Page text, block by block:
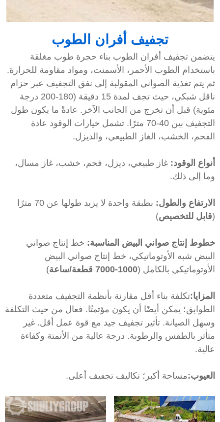
تجفيف أفران الطوب
تجفيف أفران الطوب بناء حجرة طوب مغلقة
الطوب الأحمر، الأسمنت، ومواد مقاومة للحرارة.
يتم تغذية الصواني المقولبة إلى نفق التجفيف عبر حزام
ناقل شبكي، حيث تجف لمدة 15 دقيقة (180-200 درجة
قبل أن تخرج من الجانب الآخر. عادةً ما يكون طول
التجفيف بين 40-70 مترًا. تشمل خيارات الوقود عادة
الخشب، الغاز الطبيعي، والديزل.
الوقود:غاز طبيعي، ديزل، فحم، خشب، غاز مسال،
إلى ذلك.
والطول:
بطبقة واحدة لا يزيد طولها عن 70 مترًا
قابل للتخصيص)
إنتاج صواني البيض المناسبة:خط إنتاج صواني
شبه الأوتوماتيكي، خط إنتاج صواني البيض
بالكامل (1000-7000 قطعة/ساعة )
تكلفة بناء أقل مقارنة بأنظمة التجفيف متعددة
يمكن أيضًا أن يكون مؤتمتًا. فعال من حيث التكلفة
الصيانة. تأثير تجفيف جيد مع قوة عمل أقل. غير
بالطقس والرطوبة. درجة عالية من الأتمتة وكفاءة
مساحة أكبر؛ تكاليف تجفيف أعلى.